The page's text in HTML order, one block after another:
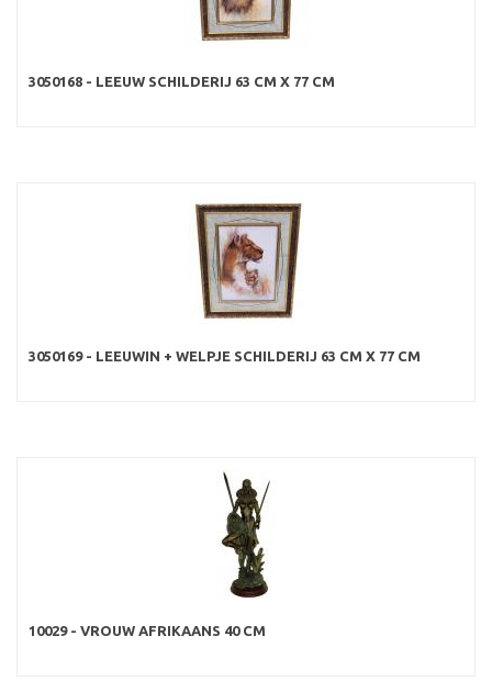
3050168 - LEEUW SCHILDERIJ 63 CM X 77 CM
3050169 - LEEUWIN + WELPJE SCHILDERIJ 63 CM X 77 CM
10029 - VROUW AFRIKAANS 40 CM